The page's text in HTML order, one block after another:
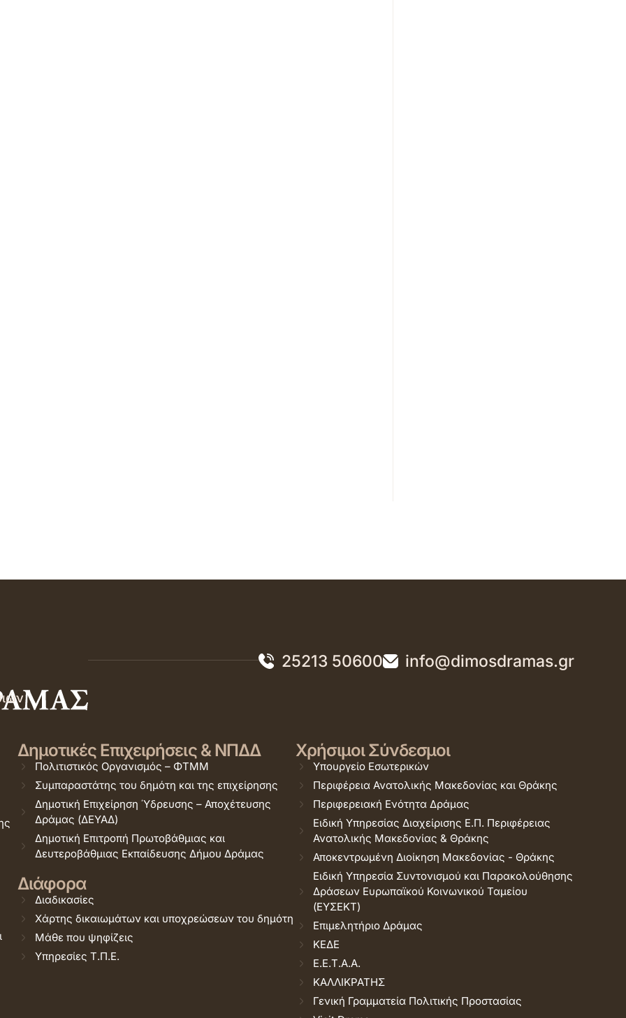
25213 50600 info@dimosdramas.gr
Δημοτικές Επιχειρήσεις & ΝΠΔΔ
Πολιτιστικός Οργανισμός – ΦΤΜΜ
Συμπαραστάτης του δημότη και της επιχείρησης
Δημοτική Επιχείρηση Ύδρευσης – Αποχέτευσης
Δράμας (ΔΕΥΑΔ)
Δημοτική Επιτροπή Πρωτοβάθμιας και
Δευτεροβάθμιας Εκπαίδευσης Δήμου Δράμας
Διάφορα
Διαδικασίες
Χάρτης δικαιωμάτων και υποχρεώσεων του δημότη
Μάθε που ψηφίζεις
Υπηρεσίες Τ.Π.Ε.
Χρήσιμοι Σύνδεσμοι
Υπουργείο Εσωτερικών
Περιφέρεια Ανατολικής Μακεδονίας και Θράκης
Περιφερειακή Ενότητα Δράμας
Ειδική Υπηρεσίας Διαχείρισης Ε.Π. Περιφέρειας
Ανατολικής Μακεδονίας & Θράκης
Αποκεντρωμένη Διοίκηση Μακεδονίας - Θράκης
Ειδική Υπηρεσία Συντονισμού και Παρακολούθησης
Δράσεων Ευρωπαϊκού Κοινωνικού Ταμείου
(ΕΥΣΕΚΤ)
Επιμελητήριο Δράμας
ΚΕΔΕ
Ε.Ε.Τ.Α.Α.
ΚΑΛΛΙΚΡΑΤΗΣ
Γενική Γραμματεία Πολιτικής Προστασίας